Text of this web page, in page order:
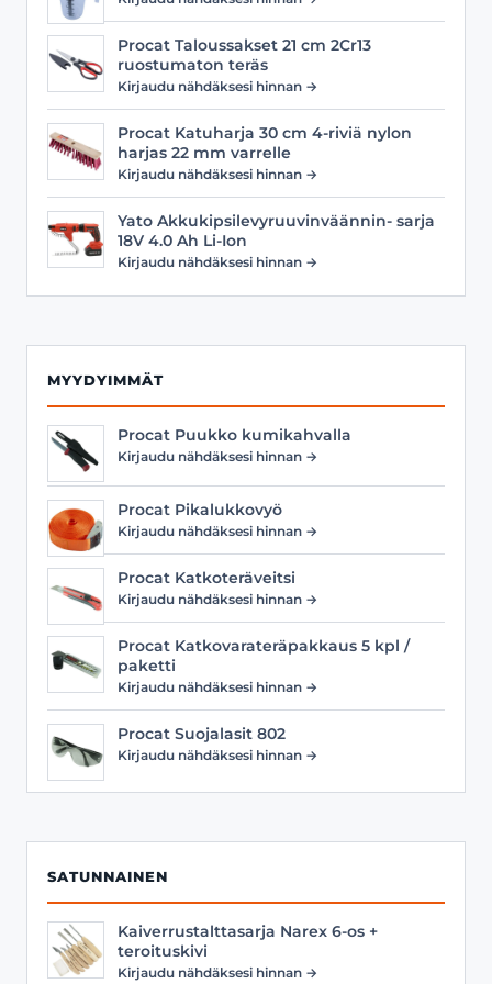
Procat Taloussakset 21 cm 2Cr13
ruostumaton teräs
Kirjaudu nähdäksesi hinnan →
Procat Katuharja 30 cm 4-riviä nylon
harjas 22 mm varrelle
Kirjaudu nähdäksesi hinnan →
Yato Akkukipsilevyruuvinväännin- sarja
18V 4.0 Ah Li-Ion
Kirjaudu nähdäksesi hinnan →
MYYDYIMMÄT
Procat Puukko kumikahvalla
Kirjaudu nähdäksesi hinnan →
Procat Pikalukkovyö
Kirjaudu nähdäksesi hinnan →
Procat Katkoteräveitsi
Kirjaudu nähdäksesi hinnan →
Procat Katkovarateräpakkaus 5 kpl /
paketti
Kirjaudu nähdäksesi hinnan →
Procat Suojalasit 802
Kirjaudu nähdäksesi hinnan →
SATUNNAINEN
Kaiverrustalttasarja Narex 6-os +
teroituskivi
Kirjaudu nähdäksesi hinnan →